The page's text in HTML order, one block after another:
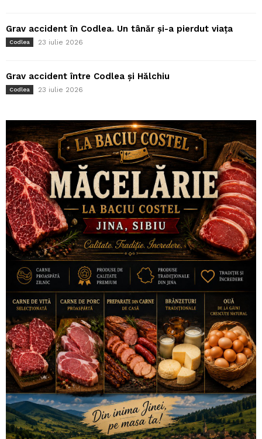
Grav accident în Codlea. Un tânăr și-a pierdut viața
Codlea 23 iulie 2026
Grav accident între Codlea și Hălchiu
Codlea 23 iulie 2026